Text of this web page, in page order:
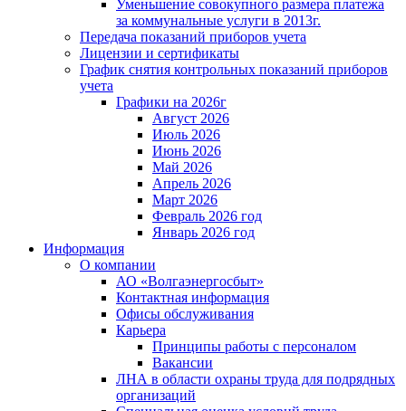
Уменьшение совокупного размера платежа
за коммунальные услуги в 2013г.
Передача показаний приборов учета
Лицензии и сертификаты
График снятия контрольных показаний приборов
учета
Графики на 2026г
Август 2026
Июль 2026
Июнь 2026
Май 2026
Апрель 2026
Март 2026
Февраль 2026 год
Январь 2026 год
Информация
О компании
АО «Волгаэнергосбыт»
Контактная информация
Офисы обслуживания
Карьера
Принципы работы с персоналом
Вакансии
ЛНА в области охраны труда для подрядных
организаций